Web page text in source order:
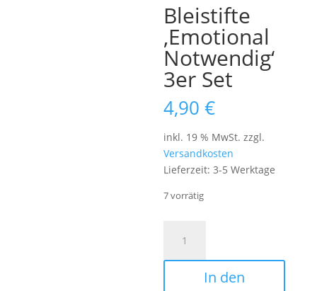
Bleistifte
‚Emotional
Notwendig‘
3er Set
4,90€
inkl. 19 % MwSt. zzgl.
Versandkosten
Lieferzeit:3-5 Werktage
7 vorrätig
'Emotional
Notwendig'
In den